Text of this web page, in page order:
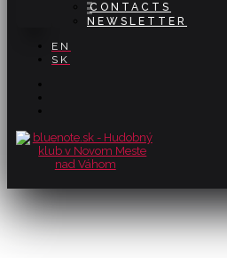
CONTACTS
NEWSLETTER
EN
SK